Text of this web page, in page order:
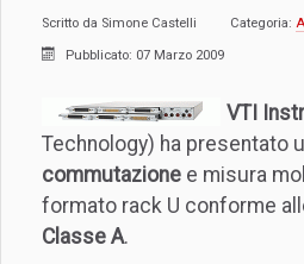
Scritto da Simone Castelli Categoria:
Pubblicato: 07 Marzo 2009
VTI
Technology) ha presentato
commutazione e misura
formato rack U conforme
Classe A.